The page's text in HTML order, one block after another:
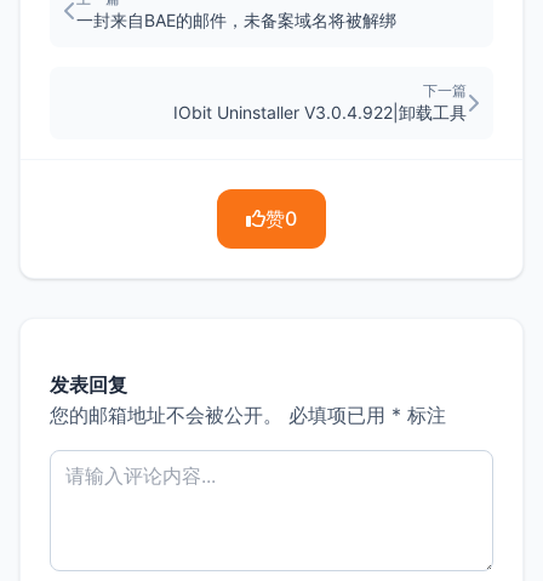
一封来自BAE的邮件，未备案域名将被解绑
下一篇
IObit Uninstaller V3.0.4.922|卸载工具
赞0
发表回复
您的邮箱地址不会被公开。
必填项已用 * 标注